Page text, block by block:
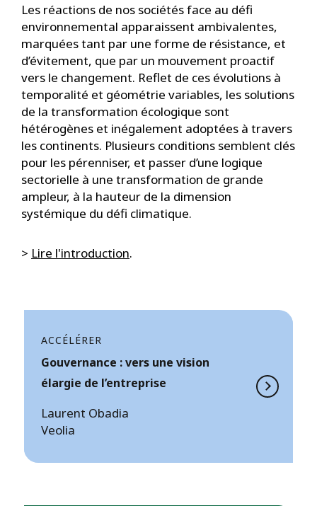
Les réactions de nos sociétés face au défi
environnemental apparaissent ambivalentes,
marquées tant par une forme de résistance, et
d’évitement, que par un mouvement proactif
vers le changement. Reflet de ces évolutions à
temporalité et géométrie variables, les solutions
de la transformation écologique sont
hétérogènes et inégalement adoptées à travers
les continents. Plusieurs conditions semblent clés
pour les pérenniser, et passer d’une logique
sectorielle à une transformation de grande
ampleur, à la hauteur de la dimension
systémique du défi climatique.
> Lire l'introduction.
ACCÉLÉRER
Gouvernance : vers une vision
élargie de l’entreprise
Laurent Obadia
Veolia